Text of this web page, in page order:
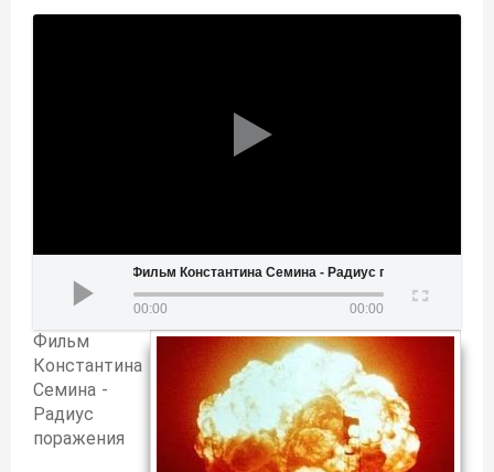
Фильм Константина Семина - Радиус поражения
00:00 00:00
Фильм
Константина
Семина -
Радиус
поражения